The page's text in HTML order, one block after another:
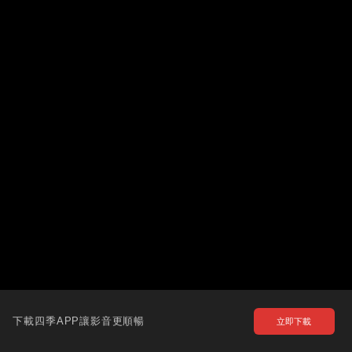
下載四季APP讓影音更順暢 立即下載